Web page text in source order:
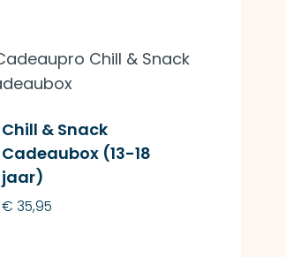
Chill & Snack
Cadeaubox (13-18
jaar)
€ 35,95